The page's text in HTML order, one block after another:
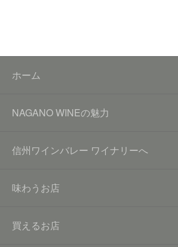
ホーム
NAGANO WINEの魅力
信州ワインバレー ワイナリーへ
味わうお店
買えるお店